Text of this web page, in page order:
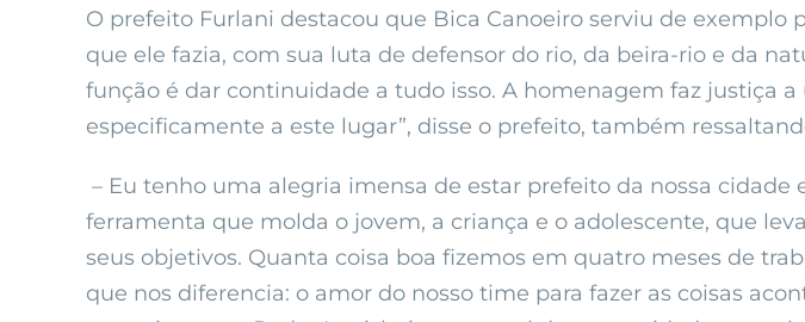
O prefeito Furlani destacou que Bica Canoeiro serviu de exemplo
que ele fazia, com sua luta de defensor do rio, da beira-rio e da
função é dar continuidade a tudo isso. A homenagem faz justiça
especificamente a este lugar”, disse o prefeito, também
– Eu tenho uma alegria imensa de estar prefeito da nossa cidade
ferramenta que molda o jovem, a criança e o adolescente, que
seus objetivos. Quanta coisa boa fizemos em quatro meses de
que nos diferencia: o amor do nosso time para fazer as coisas